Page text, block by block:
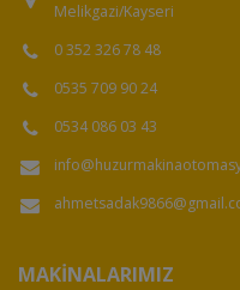
Melikgazi/Kayseri
0 352 326 78 48
0535 709 90 24
0534 086 03 43
MAKINALARIMIZ